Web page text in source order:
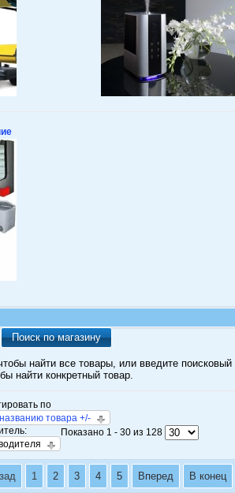
Поиск по магазину
найти все товары, или введите поисковый
найти конкретный товар.
по
товара +/-
Показано 1 - 30 из 128
1 2 3 4 5 Вперед В конец